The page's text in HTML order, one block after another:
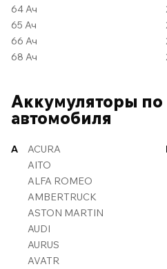
64 Ач
65 Ач
66 Ач
68 Ач
Аккумуляторы по
автомобиля
A
ACURA
AITO
ALFA ROMEO
AMBERTRUCK
ASTON MARTIN
AUDI
AURUS
AVATR